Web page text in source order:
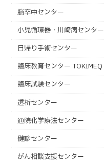
脳卒中センター
小児循環器・川崎病センター
日帰り手術センター
臨床教育センター TOKIMEQ
臨床試験センター
透析センター
通院化学療法センター
健診センター
がん相談支援センター